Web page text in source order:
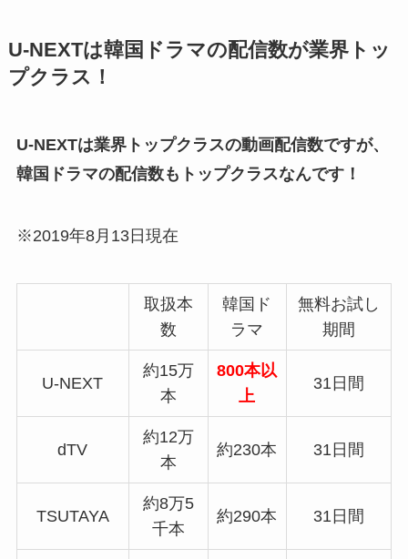
U-NEXTは韓国ドラマの配信数が業界トッ
プクラス！
U-NEXTは業界トップクラスの動画配信数ですが、
韓国ドラマの配信数もトップクラスなんです！
※2019年8月13日現在
取扱本
数
韓国ド
ラマ
無料お試し
期間
U-NEXT
約15万
本
800本以
上
31日間
dTV
約12万
本
約230本 31日間
TSUTAYA
約8万5
千本
約290本 31日間